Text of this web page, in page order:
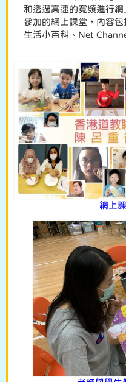
和透過高速的寬頻進行
參加的網上課堂，內容包
生活小百科、Net
網上